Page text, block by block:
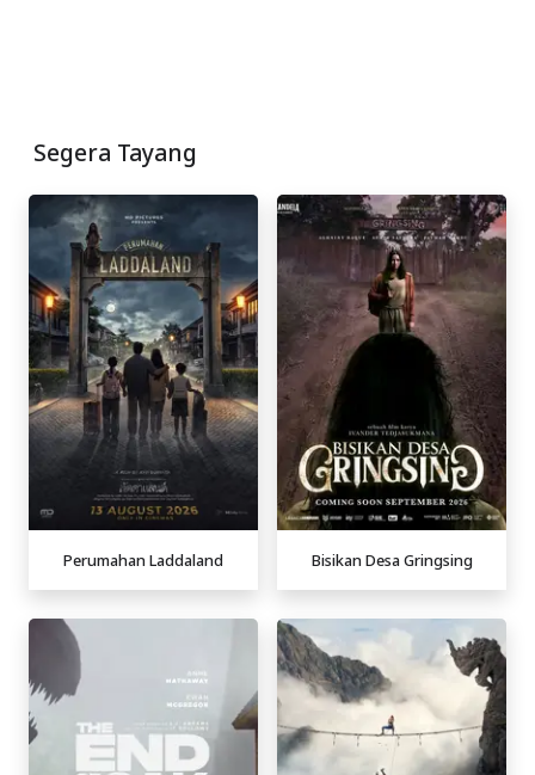
Segera Tayang
Perumahan Laddaland Bisikan Desa Gringsing